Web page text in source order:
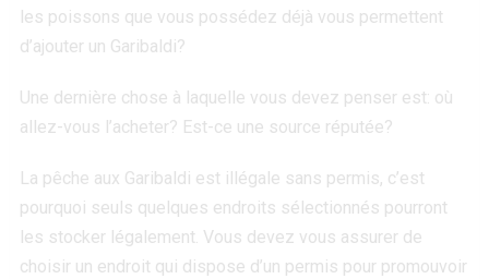
les poissons que vous possédez déjà vous permettent
d’ajouter un Garibaldi?
Une dernière chose à laquelle vous devez penser est: où
allez-vous l’acheter? Est-ce une source réputée?
La pêche aux Garibaldi est illégale sans permis, c’est
pourquoi seuls quelques endroits sélectionnés pourront
les stocker légalement. Vous devez vous assurer de
choisir un endroit qui dispose d’un permis pour promouvoir